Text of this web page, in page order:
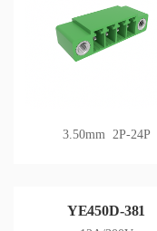
3.50mm 2P-24P
YE450D-381